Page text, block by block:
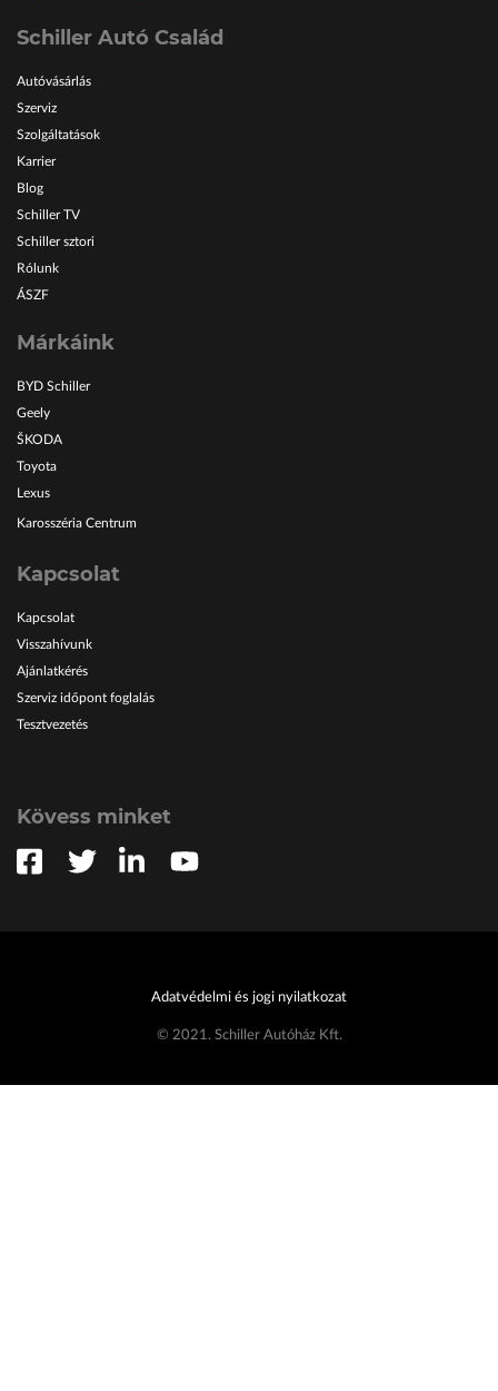
Schiller Autó Család
Autóvásárlás
Szerviz
Szolgáltatások
Karrier
Blog
Schiller TV
Schiller sztori
Rólunk
ÁSZF
Márkáink
BYD Schiller
Geely
ŠKODA
Toyota
Lexus
Karosszéria Centrum
Kapcsolat
Kapcsolat
Visszahívunk
Ajánlatkérés
Szerviz időpont foglalás
Tesztvezetés
Kövess minket
Adatvédelmi és jogi nyilatkozat
© 2021. Schiller Autóház Kft.